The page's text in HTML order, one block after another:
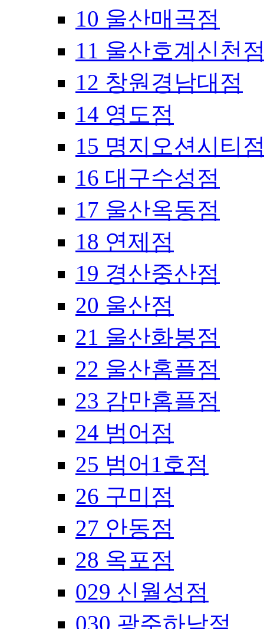
10 울산매곡점
11 울산호계신천
12 창원경남대점
14 영도점
15 명지오션시티
16 대구수성점
17 울산옥동점
18 연제점
19 경산중산점
20 울산점
21 울산화봉점
22 울산홈플점
23 감만홈플점
24 범어점
25 범어1호점
26 구미점
27 안동점
28 옥포점
029 신월성점
030 광주하남점